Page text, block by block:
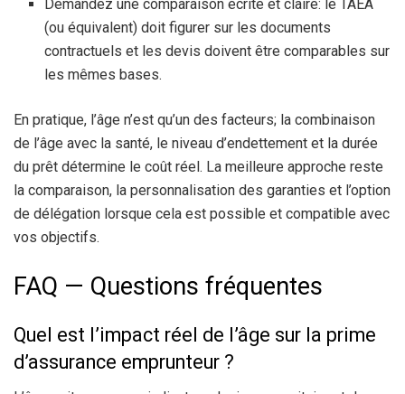
Demandez une comparaison écrite et claire: le TAEA
(ou équivalent) doit figurer sur les documents
contractuels et les devis doivent être comparables sur
les mêmes bases.
En pratique, l’âge n’est qu’un des facteurs; la combinaison
de l’âge avec la santé, le niveau d’endettement et la durée
du prêt détermine le coût réel. La meilleure approche reste
la comparaison, la personnalisation des garanties et l’option
de délégation lorsque cela est possible et compatible avec
vos objectifs.
FAQ — Questions fréquentes
Quel est l’impact réel de l’âge sur la prime
d’assurance emprunteur ?